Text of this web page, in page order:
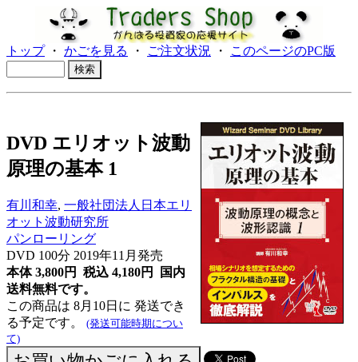
トップ・ かごを見る ・ ご注文状況 ・ このページのPC版
DVD エリオット波動
原理の基本 1
有川和幸, 一般社団法人日本エリ
オット波動研究所
パンローリング
DVD 100分 2019年11月発売
本体 3,800円 税込 4,180円
国内
送料無料です。
この商品は 8月10日に 発送でき
る予定です。 (発送可能時期につい
て)